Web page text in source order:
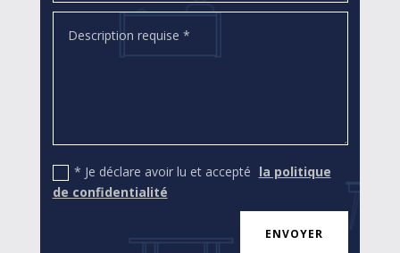
* Je déclare avoir lu et accepté la politique
de confidentialité
ENVOYER